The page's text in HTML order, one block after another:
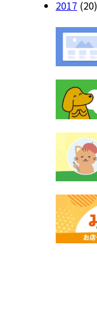
2017 (20)